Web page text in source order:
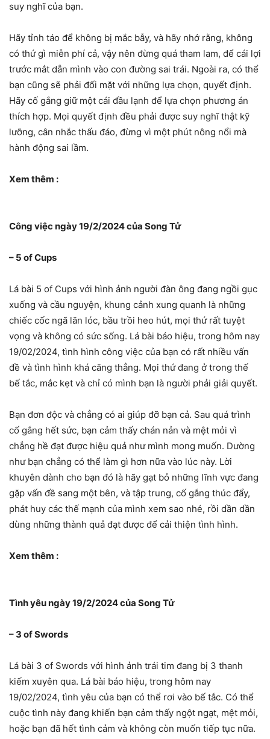
suy nghĩ của bạn.
Hãy tỉnh táo để không bị mắc bẫy, và hãy nhớ rằng, không
có thứ gì miễn phí cả, vậy nên đừng quá tham lam, để cái lợi
trước mắt dẫn mình vào con đường sai trái. Ngoài ra, có thể
bạn cũng sẽ phải đối mặt với những lựa chọn, quyết định.
Hãy cố gắng giữ một cái đầu lạnh để lựa chọn phương án
thích hợp. Mọi quyết định đều phải được suy nghĩ thật kỹ
lưỡng, cân nhắc thấu đáo, đừng vì một phút nông nổi mà
hành động sai lầm.
Xem thêm :
Công việc ngày 19/2/2024 của Song Tử
– 5 of Cups
Lá bài 5 of Cups với hình ảnh người đàn ông đang ngồi gục
xuống và cầu nguyện, khung cảnh xung quanh là những
chiếc cốc ngã lăn lóc, bầu trồi heo hút, mọi thứ rất tuyệt
vọng và không có sức sống. Lá bài báo hiệu, trong hôm nay
19/02/2024, tình hình công việc của bạn có rất nhiều vấn
đề và tình hình khá căng thẳng. Mọi thứ đang ở trong thế
bế tắc, mắc kẹt và chỉ có mình bạn là người phải giải quyết.
Bạn đơn độc và chẳng có ai giúp đỡ bạn cả. Sau quá trình
cố gắng hết sức, bạn cảm thấy chán nản và mệt mỏi vì
chẳng hề đạt được hiệu quả như mình mong muốn. Dường
như bạn chẳng có thể làm gì hơn nữa vào lúc này. Lời
khuyên dành cho bạn đó là hãy gạt bỏ những lĩnh vực đang
gặp vấn đề sang một bên, và tập trung, cố gắng thúc đẩy,
phát huy các thế mạnh của mình xem sao nhé, rồi dần dần
dùng những thành quả đạt được để cải thiện tình hình.
Xem thêm :
Tình yêu ngày 19/2/2024 của Song Tử
– 3 of Swords
Lá bài 3 of Swords với hình ảnh trái tim đang bị 3 thanh
kiếm xuyên qua. Lá bài báo hiệu, trong hôm nay
19/02/2024, tình yêu của bạn có thể rơi vào bế tắc. Có thể
cuộc tình này đang khiến bạn cảm thấy ngột ngạt, mệt mỏi,
hoặc bạn đã hết tình cảm và không còn muốn tiếp tục nữa.